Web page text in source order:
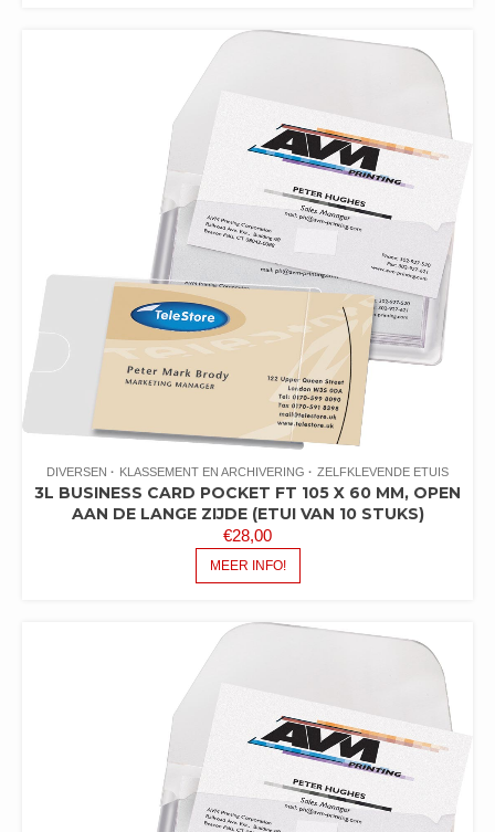
DIVERSEN KLASSEMENT EN ARCHIVERING ZELFKLEVENDE ETUIS
3L BUSINESS CARD POCKET FT 105 X 60 MM, OPEN
AAN DE LANGE ZIJDE (ETUI VAN 10 STUKS)
€28,00
MEER INFO!